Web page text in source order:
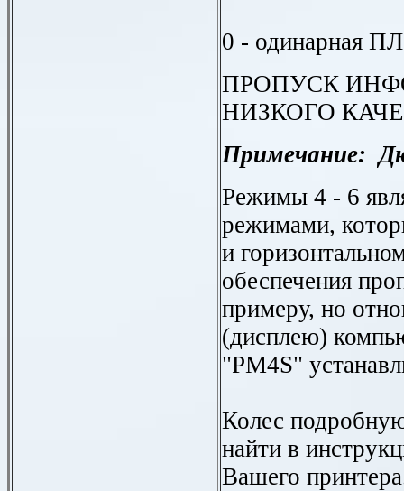
0 - одинарная
ПРОПУСК
НИЗКОГО
Примечание:
Режимы 4 - 6
режимами,
и
обеспечения
примеру, но
(дисплею)
"PM4S"
Колес
найти в
Вашего